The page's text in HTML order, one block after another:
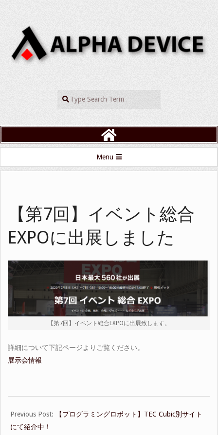
content
Search
Navigation
Menu
【第7回】イベント総合
EXPOに出展しました
【第7回】イベント総合EXPOに出展致します。
詳細について下記ページよりご覧ください。
展示会情報
01-
15
Previous Post:
【プログラミングロボット】TEC Cubic別サイト
にて紹介中！